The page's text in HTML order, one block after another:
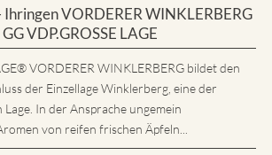
VORDERER WINKLERBERG
VDP.GROSSE LAGE
VORDERER WINKLERBERG bildet den
der Einzellage Winklerberg, eine der
In der Ansprache ungemein
von reifen frischen Äpfeln...